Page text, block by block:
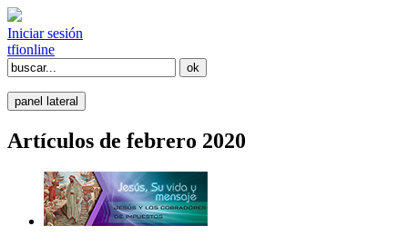
Iniciar sesión
tfionline
panel lateral
Artículos de febrero 2020